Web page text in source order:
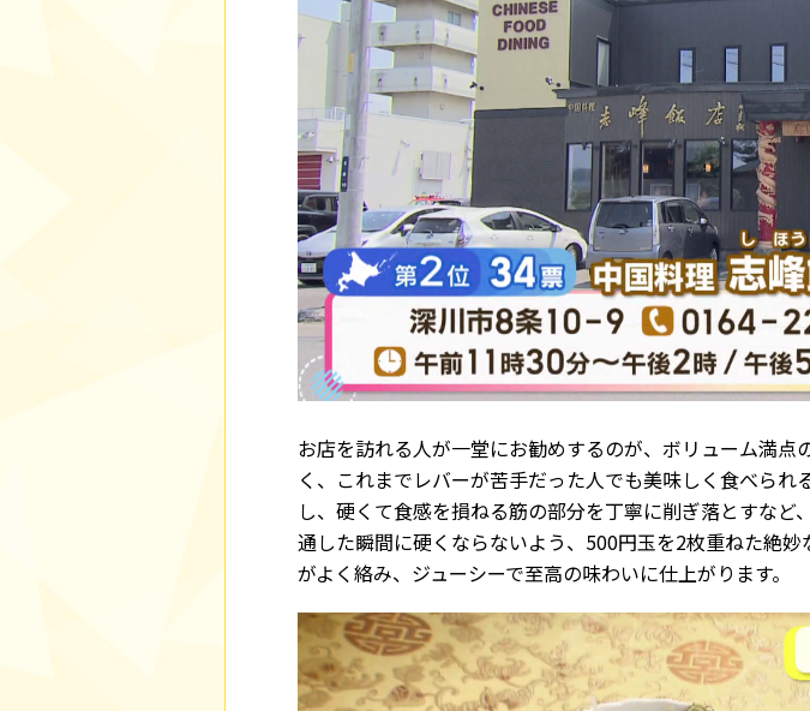
お店を訪れる人が一堂にお勧めするのが、ボリューム満
く、これまでレバーが苦手だった人でも美味しく食べら
し、硬くて食感を損ねる筋の部分を丁寧に削ぎ落とすな
通した瞬間に硬くならないよう、500円玉を2枚重ねた絶
がよく絡み、ジューシーで至高の味わいに仕上がります。